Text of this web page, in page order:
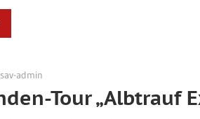
sav-admin
Tour „Albtrauf